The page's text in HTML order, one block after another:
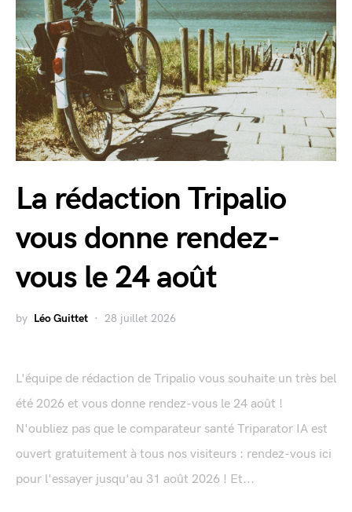
La rédaction Tripalio
vous donne rendez-
vous le 24 août
by Léo Guittet 28 juillet 2026
L'équipe de rédaction de Tripalio vous souhaite un très bel
été 2026 et vous donne rendez-vous le 24 août !
N'oubliez pas que le comparateur santé Triparator IA est
ouvert gratuitement à tous nos visiteurs : rendez-vous ici
pour l'essayer jusqu'au 31 août 2026 ! Et...